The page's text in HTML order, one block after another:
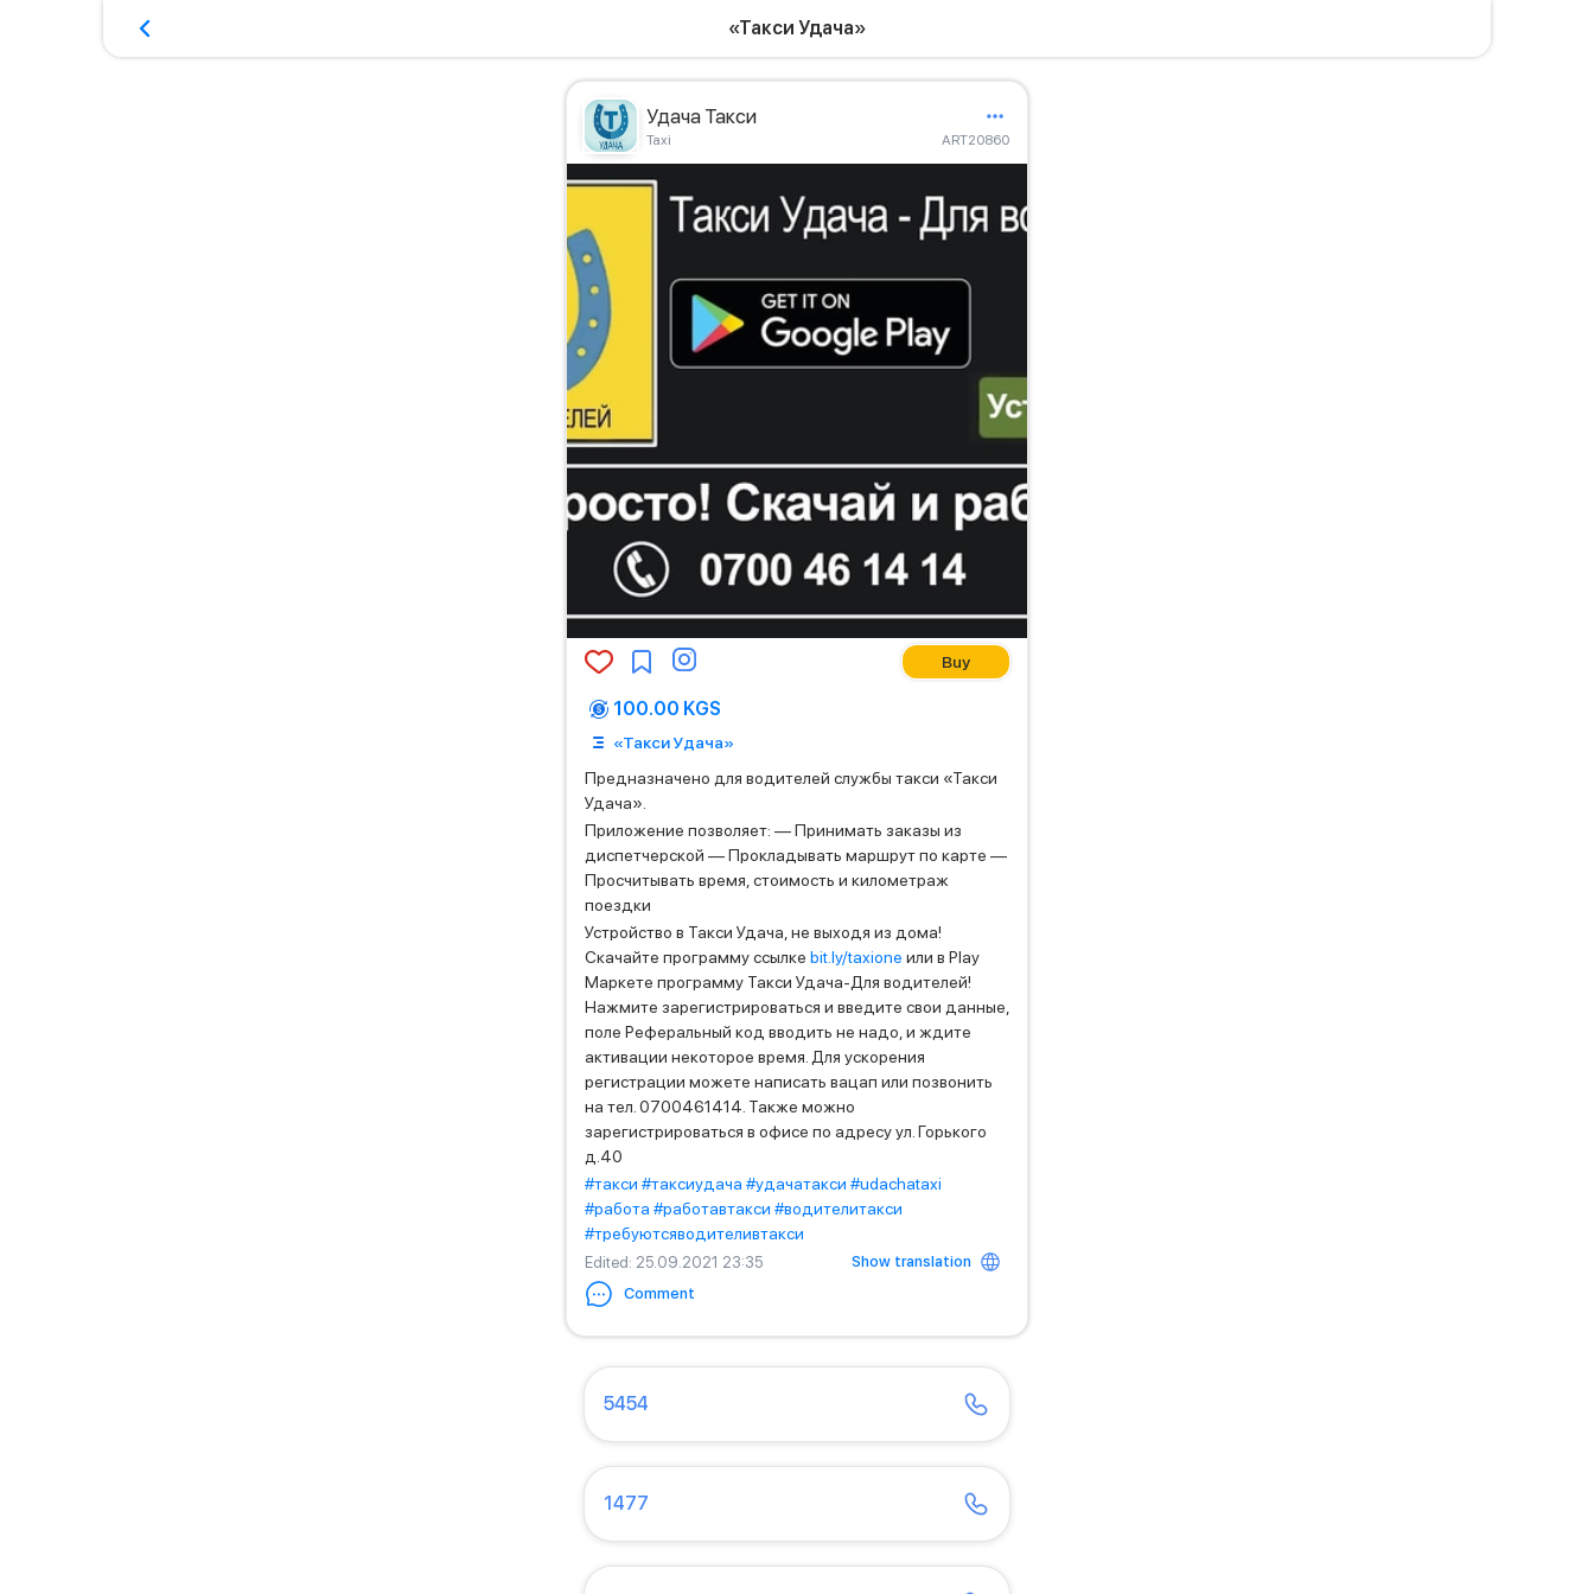
«Такси Удача»
Удача Такси
Taxi ART20860
Buy
100.00 KGS
«Такси Удача»
Предназначено для водителей службы такси «Такси
Удача».
Приложение позволяет: — Принимать заказы из
диспетчерской — Прокладывать маршрут по карте —
Просчитывать время, стоимость и километраж
поездки
Устройство в Такси Удача, не выходя из дома!
Скачайте программу ссылке bit.ly/taxione или в Play
Маркете программу Такси Удача-Для водителей!
Нажмите зарегистрироваться и введите свои данные,
поле Реферальный код вводить не надо, и ждите
активации некоторое время. Для ускорения
регистрации можете написать вацап или позвонить
на тел. 0700461414. Также можно
зарегистрироваться в офисе по адресу ул. Горького
д.40
#такси #таксиудача #удачатакси #udachataxi
#работа #работавтакси #водителитакси
#требуютсяводителивтакси
Edited: 25.09.2021 23:35
Show translation
Comment
5454
1477